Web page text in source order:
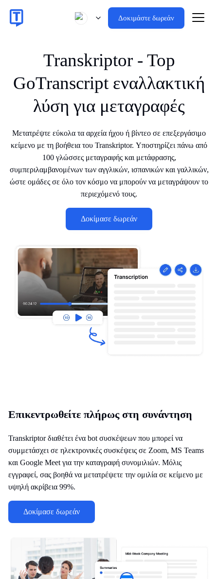
Δοκιμάστε δωρεάν
Transkriptor - Top
GoTranscript εναλλακτική
λύση για μεταγραφές
Μετατρέψτε εύκολα τα αρχεία ήχου ή βίντεο σε επεξεργάσιμο
κείμενο με τη βοήθεια του Transkriptor. Υποστηρίζει πάνω από
100 γλώσσες μεταγραφής και μετάφρασης,
συμπεριλαμβανομένων των αγγλικών, ισπανικών και γαλλικών,
ώστε ομάδες σε όλο τον κόσμο να μπορούν να μεταγράψουν το
περιεχόμενό τους.
Δοκίμασε δωρεάν
Επικεντρωθείτε πλήρως στη συνάντηση
Transkriptor διαθέτει ένα bot συσκέψεων που μπορεί να
συμμετάσχει σε ηλεκτρονικές συσκέψεις σε Zoom, MS Teams
και Google Meet για την καταγραφή συνομιλιών. Μόλις
εγγραφεί, σας βοηθά να μετατρέψετε την ομιλία σε κείμενο με
υψηλή ακρίβεια 99%.
Δοκίμασε δωρεάν